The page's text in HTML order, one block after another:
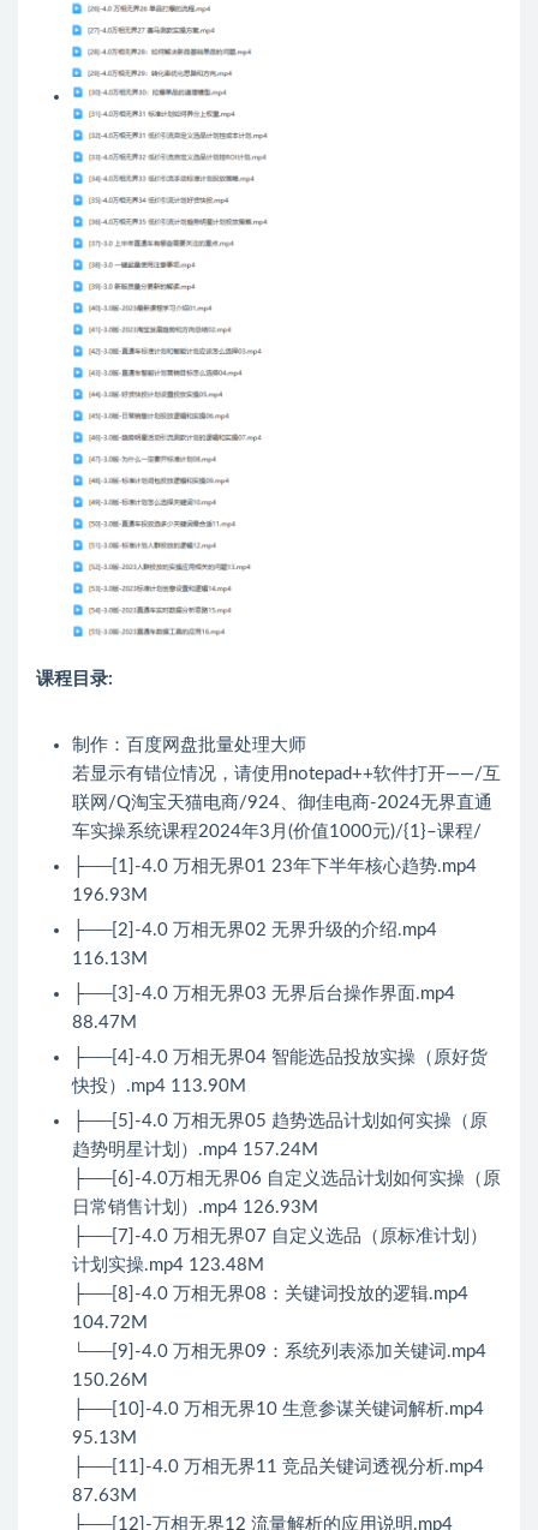
课程目录:
制作：百度网盘批量处理大师
若显示有错位情况，请使用notepad++软件打开——/互
联网/Q淘宝天猫电商/924、御佳电商-2024无界直通
车实操系统课程2024年3月(价值1000元)/{1}–课程/
├──[1]-4.0 万相无界01 23年下半年核心趋势.mp4
196.93M
├──[2]-4.0 万相无界02 无界升级的介绍.mp4
116.13M
├──[3]-4.0 万相无界03 无界后台操作界面.mp4
88.47M
├──[4]-4.0 万相无界04 智能选品投放实操（原好货
快投）.mp4 113.90M
├──[5]-4.0 万相无界05 趋势选品计划如何实操（原
趋势明星计划）.mp4 157.24M
├──[6]-4.0万相无界06 自定义选品计划如何实操（原
日常销售计划）.mp4 126.93M
├──[7]-4.0 万相无界07 自定义选品（原标准计划）
计划实操.mp4 123.48M
├──[8]-4.0 万相无界08：关键词投放的逻辑.mp4
104.72M
└──[9]-4.0 万相无界09：系统列表添加关键词.mp4
150.26M
├──[10]-4.0 万相无界10 生意参谋关键词解析.mp4
95.13M
├──[11]-4.0 万相无界11 竞品关键词透视分析.mp4
87.63M
├──[12]-万相无界12 流量解析的应用说明.mp4